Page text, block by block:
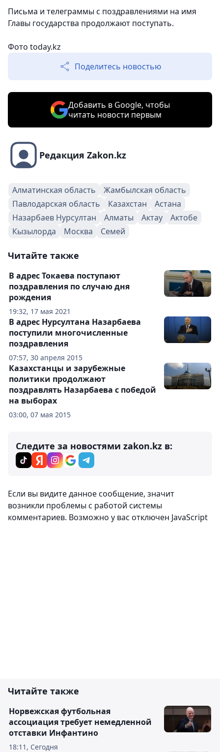
Письма и телеграммы с поздравлениями на имя
Главы государства продолжают поступать.
Фото today.kz
Поделитесь новостью
Добавить в Google, чтобы
читать новости первым
Редакция Zakon.kz
Алматинская область
Жамбылская область
Павлодарская область
Казахстан
Астана
Назарбаев Нурсултан
Алматы Актау
Актобе
Кызылорда
Москва Семей
Читайте также
19:32, 17 мая 2021
В адрес Токаева поступают
поздравления по случаю дня
рождения
07:57, 30 апреля 2015
В адрес Нурсултана Назарбаева
поступили многочисленные
поздравления
03:00, 07 мая 2015
Казахстанцы и зарубежные
политики продолжают
поздравлять Назарбаева с победой
на выборах
Следите за новостями zakon.kz в:
Комментарии 0
Читайте также